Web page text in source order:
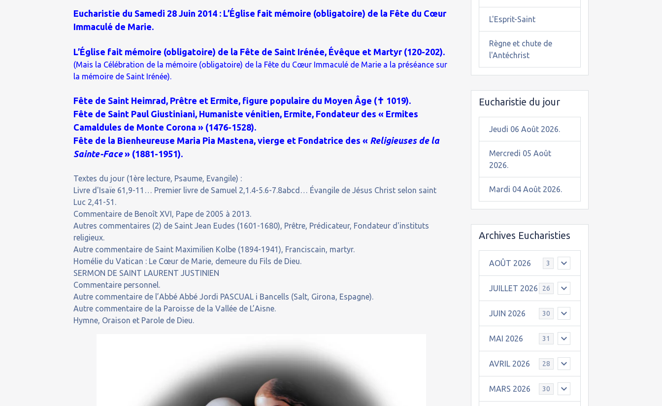
Eucharistie du Samedi 28 Juin 2014 : L’Église fait mémoire (obligatoire) de la Fête du Cœur
Immaculé de Marie.
L’Église fait mémoire (obligatoire) de la Fête de Saint Irénée, Évêque et Martyr (120-202).
(Mais la Célébration de la mémoire (obligatoire) de la Fête du Cœur Immaculé de Marie a la préséance sur
la mémoire de Saint Irénée).
Fête de Saint Heimrad, Prêtre et Ermite, figure populaire du Moyen Âge (✝ 1019).
Fête de Saint Paul Giustiniani, Humaniste vénitien, Ermite, Fondateur des « Ermites
Camaldules de Monte Corona » (1476-1528).
Fête de la Bienheureuse Maria Pia Mastena, vierge et Fondatrice des « Religieuses de la
Sainte-Face» (1881-1951).
Textes du jour (1ère lecture, Psaume, Evangile) :
Livre d'Isaïe 61,9-11… Premier livre de Samuel 2,1.4-5.6-7.8abcd… Évangile de Jésus Christ selon saint
Luc 2,41-51.
Commentaire de Benoît XVI, Pape de 2005 à 2013.
Autres commentaires (2) de Saint Jean Eudes (1601-1680), Prêtre, Prédicateur, Fondateur d'instituts
religieux.
Autre commentaire de Saint Maximilien Kolbe (1894-1941), Franciscain, martyr.
Homélie du Vatican : Le Cœur de Marie, demeure du Fils de Dieu.
SERMON DE SAINT LAURENT JUSTINIEN
Commentaire personnel.
Autre commentaire de l’Abbé Abbé Jordi PASCUAL i Bancells (Salt, Girona, Espagne).
Autre commentaire de la Paroisse de la Vallée de L’Aisne.
Hymne, Oraison et Parole de Dieu.
L'Esprit-Saint
Règne et chute de
l'Antéchrist
Eucharistie du jour
Jeudi 06 Août 2026.
Mercredi 05 Août
2026.
Mardi 04 Août 2026.
Archives Eucharisties
AOÛT 2026 3
JUILLET 2026 26
JUIN 2026 30
MAI 2026 31
AVRIL 2026 28
MARS 2026 30